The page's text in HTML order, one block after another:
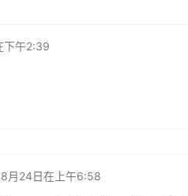
下午2:39
月24日在上午6:58